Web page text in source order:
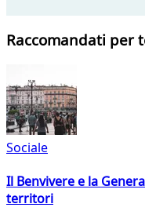
Raccomandati per
Sociale
Il Benvivere e la
territori